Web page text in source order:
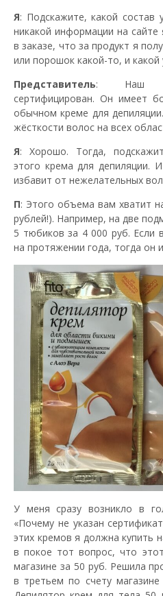
Я: Подскажите, какой состав
никакой информации на сайте
в заказе, что за продукт я
или порошок какой-то, и
Представитель: Наш
сертифицирован. Он имеет
обычном креме для
жёсткости волос на всех
Я: Хорошо. Тогда,
этого крема для депиляции.
избавит от нежелательных
П: Этого объема вам хватит
рублей!). Например, на две
5 тюбиков за 4 000 руб. Если
на протяжении года, тогда он
У меня сразу возникло в
«Почему не указан
этих кремов я должна купить
в покое тот вопрос, что
магазине за 50 руб. Решила
в третьем по счету